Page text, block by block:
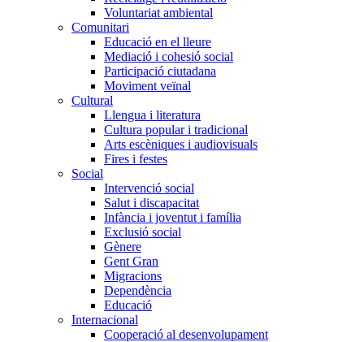
Voluntariat ambiental
Comunitari
Educació en el lleure
Mediació i cohesió social
Participació ciutadana
Moviment veïnal
Cultural
Llengua i literatura
Cultura popular i tradicional
Arts escèniques i audiovisuals
Fires i festes
Social
Intervenció social
Salut i discapacitat
Infància i joventut i família
Exclusió social
Gènere
Gent Gran
Migracions
Dependència
Educació
Internacional
Cooperació al desenvolupament